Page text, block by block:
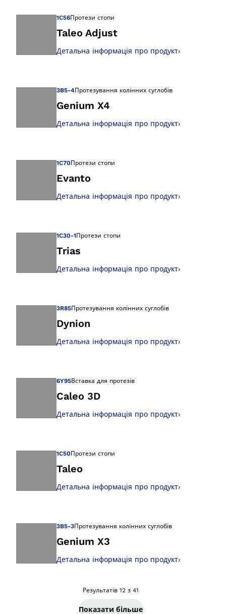
1C56Протези стопи
Taleo Adjust
Детальна інформація про продукт›
3B5-4Протезування колінних суглобів
Genium X4
Детальна інформація про продукт›
1C70 Протези стопи
Evanto
Детальна інформація про продукт›
1C30-1 Протези стопи
Trias
Детальна інформація про продукт›
3R85Протезування колінних суглобів
Dynion
Детальна інформація про продукт›
6Y95Вставка для протезів
Caleo 3D
Детальна інформація про продукт›
1C50 Протези стопи
Taleo
Детальна інформація про продукт›
3B5-3Протезування колінних суглобів
Genium X3
Детальна інформація про продукт›
Результатів 12 з 41
Показати більше